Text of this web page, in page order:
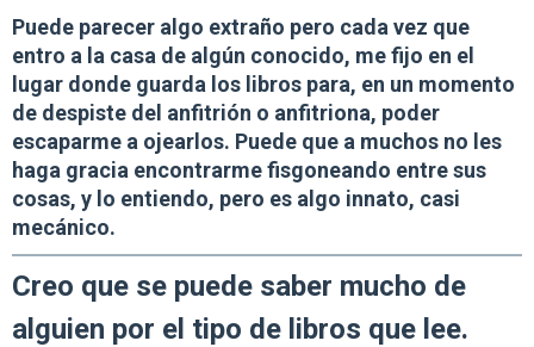
Puede parecer algo extraño pero cada vez que
entro a la casa de algún conocido, me fijo en el
lugar donde guarda los libros para, en un momento
de despiste del anfitrión o anfitriona, poder
escaparme a ojearlos. Puede que a muchos no les
haga gracia encontrarme fisgoneando entre sus
cosas, y lo entiendo, pero es algo innato, casi
mecánico.
Creo que se puede saber mucho de
alguien por el tipo de libros que lee.